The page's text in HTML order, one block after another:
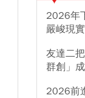
2026年
嚴峻現實
友達二
群創」
2026前